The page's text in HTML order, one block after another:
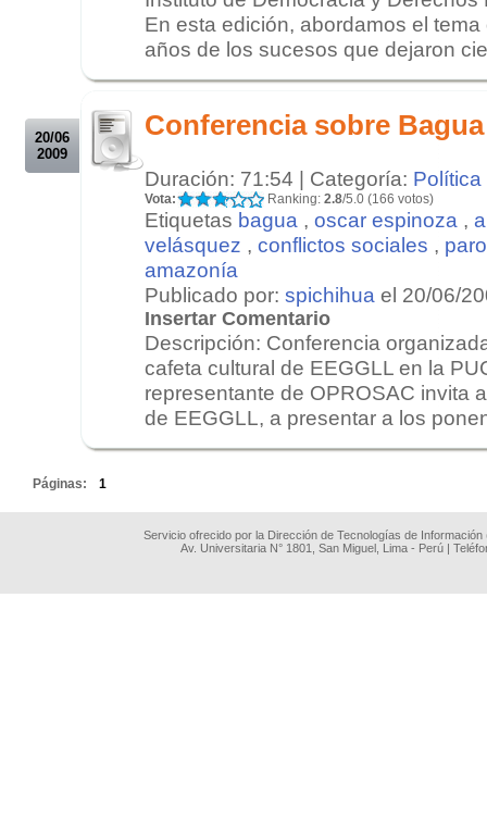
En esta edición, abordamos el
años de los sucesos que dejaron
20/06
2009
Conferencia sobre Bagua
Duración: 71:54 | Categoría: Política
Vota: Ranking: 2.8/5.0 (166 votos)
Etiquetas bagua , oscar espinoza ,
velásquez , conflictos sociales ,
amazonía
Publicado por: spichihua el 20/06/
Insertar Comentario
Descripción: Conferencia
cafeta cultural de EEGGLL en la
representante de OPROSAC invita
de EEGGLL, a presentar a los
Páginas: 1
Servicio ofrecido por la Dirección de Tecnologías de
Av. Universitaria N° 1801, San Miguel, Lima - Perú |